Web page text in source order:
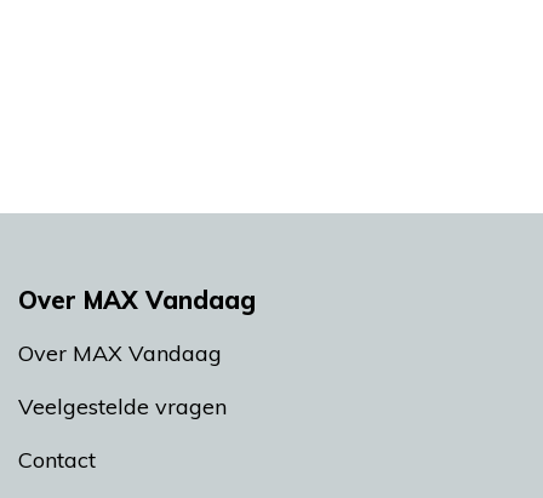
Over MAX Vandaag
Over MAX Vandaag
Veelgestelde vragen
Contact